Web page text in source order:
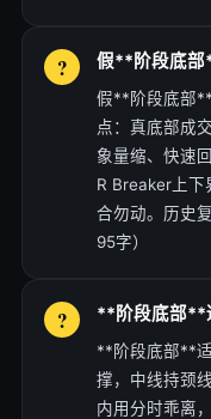
假**阶段底部
假**阶段底部
点：真底部成
象量缩、快速
R Breaker上下
合勿动。历史
95字）
**阶段底部**
**阶段底部**
撑，中线持颈
内用分时乖离